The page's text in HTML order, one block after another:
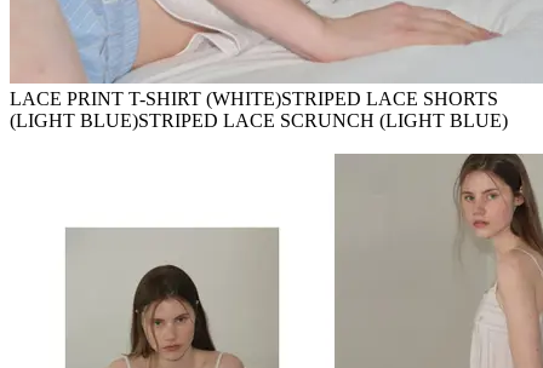
LACE PRINT T-SHIRT (WHITE)STRIPED LACE SHORTS
(LIGHT BLUE)STRIPED LACE SCRUNCH (LIGHT BLUE)